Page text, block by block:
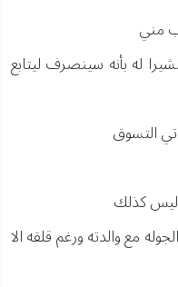
مني
له بأنه سينصرف ليتابع
التسوق
كذلك
مع والدته ورغم قلقه الا